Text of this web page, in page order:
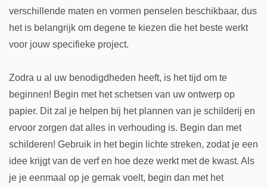
verschillende maten en vormen penselen beschikbaar, dus
het is belangrijk om degene te kiezen die het beste werkt
voor jouw specifieke project.
Zodra u al uw benodigdheden heeft, is het tijd om te
beginnen! Begin met het schetsen van uw ontwerp op
papier. Dit zal je helpen bij het plannen van je schilderij en
ervoor zorgen dat alles in verhouding is. Begin dan met
schilderen! Gebruik in het begin lichte streken, zodat je een
idee krijgt van de verf en hoe deze werkt met de kwast. Als
je je eenmaal op je gemak voelt, begin dan met het